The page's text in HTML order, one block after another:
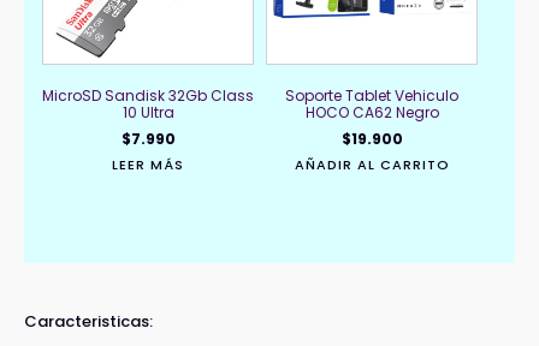
MicroSD Sandisk 32Gb Class
10 Ultra
$7.990
LEER MÁS
Soporte Tablet Vehiculo
HOCO CA62 Negro
$19.900
AÑADIR AL CARRITO
Caracteristicas: